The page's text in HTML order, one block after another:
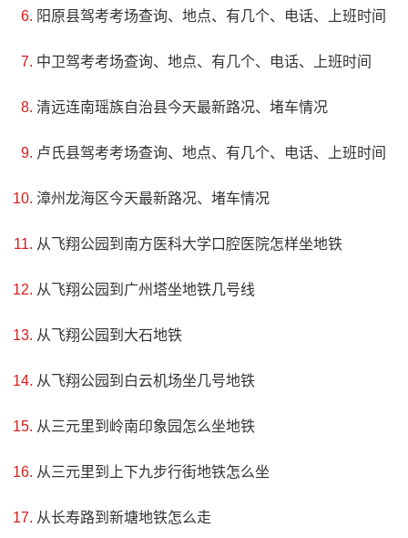
庙的历史悠久，更让这里别具一格的独特魅力吸引着无数游
祐二年（1057），初名明烈王庙，后在明洪武三年改为城隍
庙，并于明永乐、正统、正德年间相继修葺。庙宇曾多次迁
村小学）。作为一座有着千年历史的庙宇，泉州府城隍庙保
阳原县驾考考场查询、地点、有几个、电话、上班时间
中卫驾考考场查询、地点、有几个、电话、上班时间
清远连南瑶族自治县今天最新路况、堵车情况
卢氏县驾考考场查询、地点、有几个、电话、上班时间
漳州龙海区今天最新路况、堵车情况
从飞翔公园到南方医科大学口腔医院怎样坐地铁
从飞翔公园到广州塔坐地铁几号线
从飞翔公园到大石地铁
从飞翔公园到白云机场坐几号地铁
从三元里到岭南印象园怎么坐地铁
从三元里到上下九步行街地铁怎么坐
从长寿路到新塘地铁怎么走